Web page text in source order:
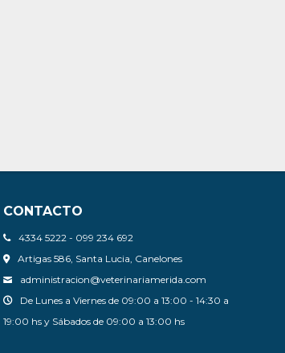
CONTACTO
4334 5222 - 099 234 692
Artigas 586, Santa Lucia, Canelones
administracion@veterinariamerida.com
De Lunes a Viernes de 09:00 a 13:00 - 14:30 a
19:00 hs y Sábados de 09:00 a 13:00 hs